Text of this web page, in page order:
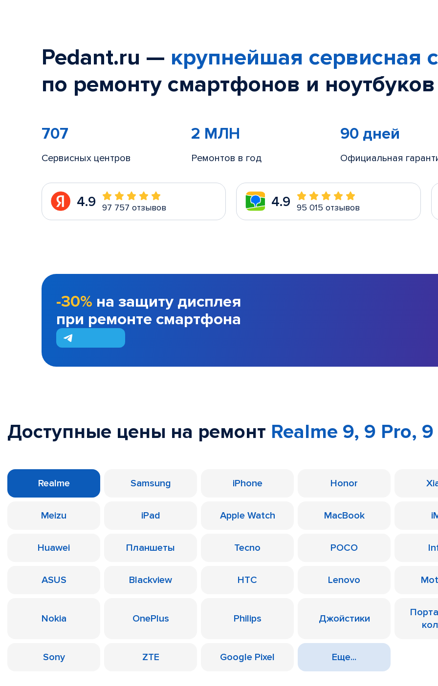
Pedant.ru — крупнейшая сервисная
по ремонту смартфонов и
707
Сервисных центров
2 МЛН
Ремонтов в год
90 дней
Официальная
4.9 97 757 отзывов 4.9 95 015 отзывов
-30% на защиту дисплея
при ремонте смартфона
Доступные цены на ремонт Realme 9, 9 Pro,
Realme Samsung iPhone Honor
Meizu iPad Apple Watch MacBook
Huawei Планшеты Tecno POCO
ASUS Blackview HTC Lenovo
Nokia OnePlus Philips Джойстики
Sony ZTE Google Pixel Еще...